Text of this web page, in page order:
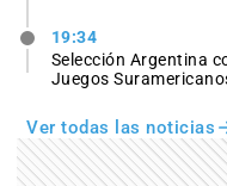
19:34
Selección Argentina
Juegos
Ver todas las noticias